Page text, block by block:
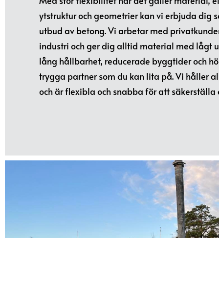
ytstruktur och geometrier kan vi erbjuda dig
utbud av betong. Vi arbetar med
industri och ger dig alltid material med lågt
lång hållbarhet, reducerade byggtider och
trygga partner som du kan lita på. Vi håller
och är flexibla och snabba för att säkerställa